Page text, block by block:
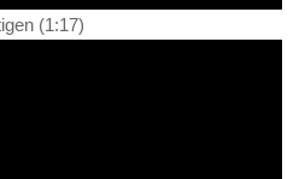
(1:17)